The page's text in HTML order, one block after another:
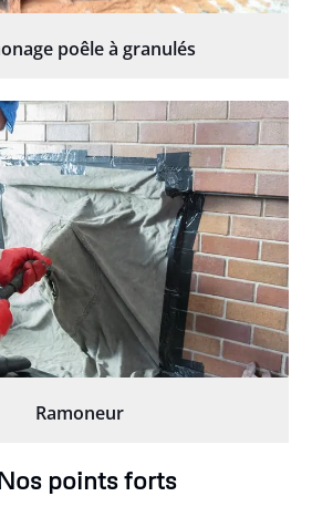
poêle à granulés
Ramoneur
points forts